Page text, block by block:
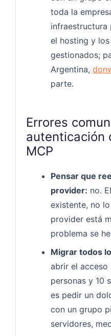
toda la
infraestructura
el hosting y
gestionados;
Argentina,
parte.
Errores
autenticación
MCP
Pensar que
provider: no.
existente, no
provider está
problema se
Migrar todos
abrir el
personas y 10
es pedir un
con un grupo
servidores,